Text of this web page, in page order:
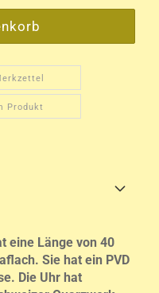
Produkt
eine Länge von 40
Sie hat ein PVD
Die Uhr hat